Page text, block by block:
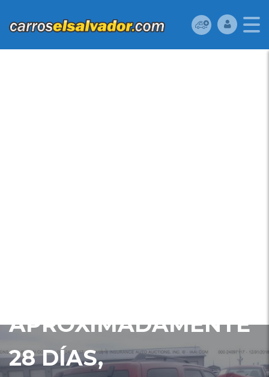
APROXIMADAMENTE
28 DÍAS,